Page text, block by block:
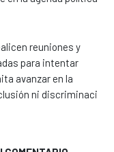
reuniones y
para intentar
avanzar en la
ni discriminaci